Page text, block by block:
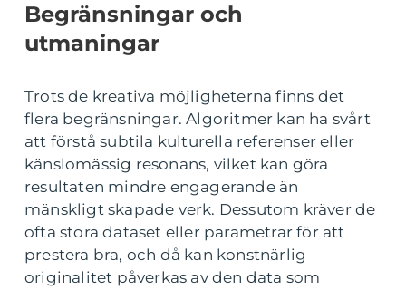
Begränsningar och
utmaningar
Trots de kreativa möjligheterna finns det
flera begränsningar. Algoritmer kan ha svårt
att förstå subtila kulturella referenser eller
känslomässig resonans, vilket kan göra
resultaten mindre engagerande än
mänskligt skapade verk. Dessutom kräver de
ofta stora dataset eller parametrar för att
prestera bra, och då kan konstnärlig
originalitet påverkas av den data som